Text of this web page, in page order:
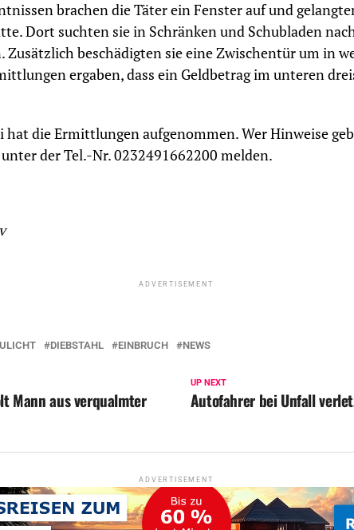
brachen die Täter ein Fenster auf und
Dort suchten sie in Schränken und Schubladen
Zusätzlich beschädigten sie eine Zwischentür um in
ergaben, dass ein Geldbetrag im unteren
die Ermittlungen aufgenommen. Wer Hinweise
der Tel.-Nr. 0232491662200 melden.
ADVERTISEMENT
DIEBSTAHL EINBRUCH NEWS
UP NEXT
Autofahrer bei Unfall
Mann aus verqualmter
ADVERTISEMENT